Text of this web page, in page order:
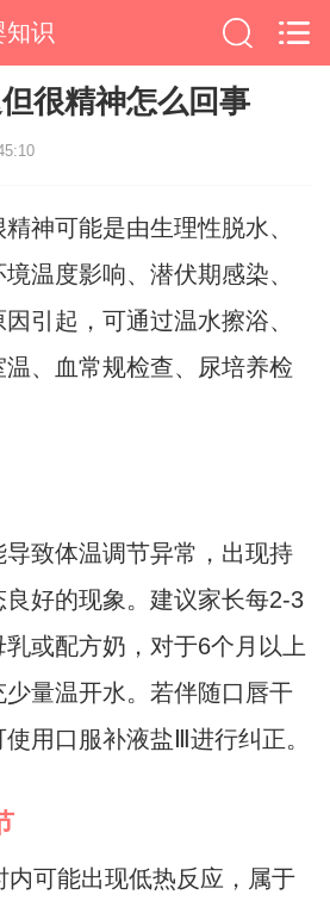
知识
很精神怎么回事
神可能是由生理性脱水、
温度影响、潜伏期感染、
引起，可通过温水擦浴、
、血常规检查、尿培养检
致体温调节异常，出现持
好的现象。建议家长每2-3
或配方奶，对于6个月以上
量温开水。若伴随口唇干
用口服补液盐Ⅲ进行纠正。
内可能出现低热反应，属于